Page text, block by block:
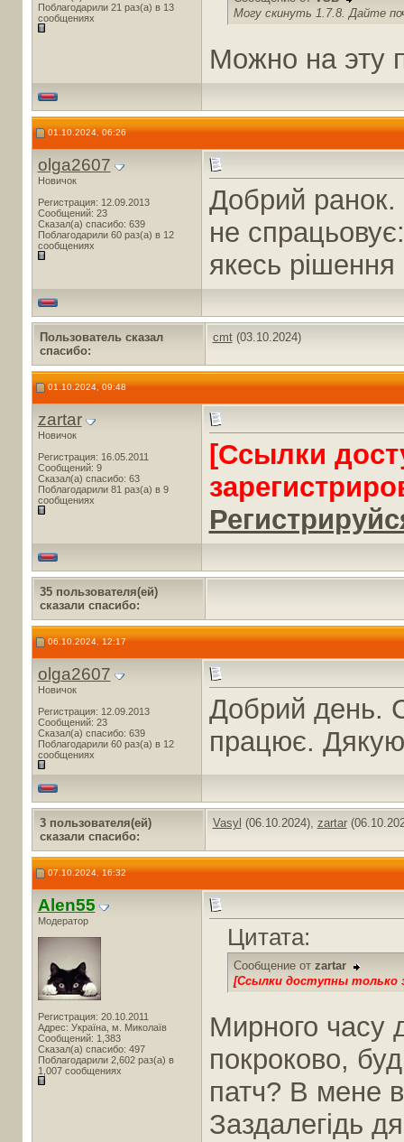
Поблагодарили 21 раз(а) в 13
сообщениях
Могу скинуть 1.7.8. Дайте
Можно на эту
01.10.2024, 06:26
olga2607
Новичок
Регистрация: 12.09.2013
Сообщений: 23
Сказал(а) спасибо: 639
Поблагодарили 60 раз(а) в 12
сообщениях
Добрий ранок.
не
якесь
Пользователь сказал
cпасибо:
cmt(03.10.2024)
01.10.2024, 09:48
zartar
Новичок
Регистрация: 16.05.2011
Сообщений: 9
Сказал(а) спасибо: 63
Поблагодарили 81 раз(а) в 9
сообщениях
[Ссылки
35 пользователя(ей)
сказали cпасибо:
06.10.2024, 12:17
olga2607
Новичок
Регистрация: 12.09.2013
Сообщений: 23
Сказал(а) спасибо: 639
Поблагодарили 60 раз(а) в 12
сообщениях
Добрий день.
працює. Дякую
3 пользователя(ей)
сказали cпасибо:
Vasyl (06.10.2024), zartar
07.10.2024, 16:32
Alen55
Модератор
Регистрация: 20.10.2011
Адрес: Україна, м. Миколаїв
Сообщений: 1,383
Сказал(а) спасибо: 497
Поблагодарили 2,602 раз(а) в
1,007 сообщениях
Цитата:
Сообщение от zartar
[Ссылки доступны только
Мирного часу
покроково,
патч? В мене
Заздалегідь